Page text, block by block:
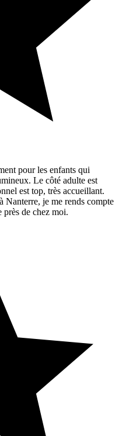
pour les enfants qui
Le côté adulte est
est top, très accueillant.
Nanterre, je me rends compte
près de chez moi.